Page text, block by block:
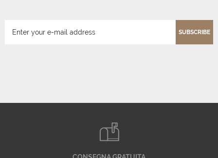
SUBSCRIBE